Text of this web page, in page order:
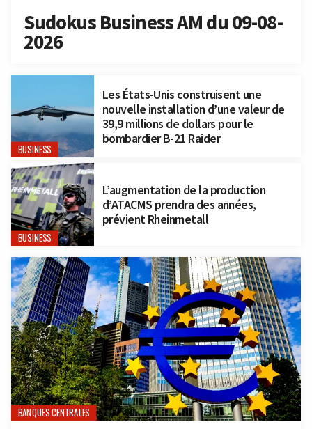
Sudokus Business AM du 09-08-
2026
BUSINESS
Les États-Unis construisent une
nouvelle installation d’une valeur de
39,9 millions de dollars pour le
bombardier B-21 Raider
BUSINESS
L’augmentation de la production
d’ATACMS prendra des années,
prévient Rheinmetall
BANQUES CENTRALES